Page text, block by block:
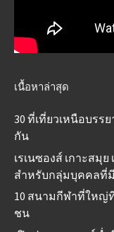
เนื้อหาล่าสุด
30 ที่เที่ยวเหนือบร
กัน
เรเนซองส์ เกาะสมุ
สำหรับกลุ่มบุคคลที่มี
10 สนามกีฬาที่ใหญ่
ชน